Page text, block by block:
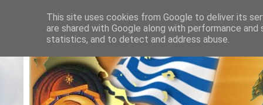
This site uses cookies from Google to deliver its
are shared with Google along with performance
statistics, and to detect and address abuse.